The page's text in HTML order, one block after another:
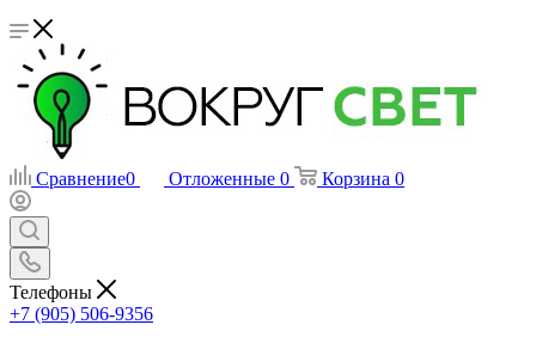
Сравнение0 Отложенные 0 Корзина 0
Телефоны
+7 (905) 506-9356